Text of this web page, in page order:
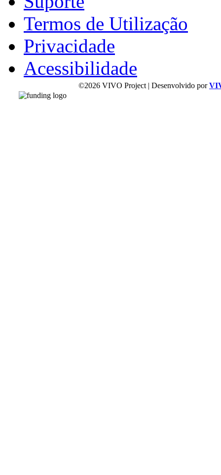
Termos de Utilização
Privacidade
Acessibilidade
©2026 VIVO Project | Desenvolvido por